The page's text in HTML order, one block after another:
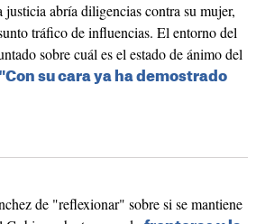
abría diligencias contra su mujer,
tráfico de influencias. El entorno del
sobre cuál es el estado de ánimo del
"Con su cara ya ha demostrado
de "reflexionar" sobre si se mantiene